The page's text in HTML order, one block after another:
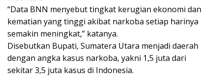
“Data BNN menyebut tingkat kerugian ekonomi dan
kematian yang tinggi akibat narkoba setiap harinya
semakin meningkat,” katanya.
Disebutkan Bupati, Sumatera Utara menjadi daerah
dengan angka kasus narkoba, yakni 1,5 juta dari
sekitar 3,5 juta kasus di Indonesia.